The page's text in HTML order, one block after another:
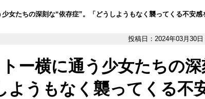
女たちの深刻な“依存症”。「どうしようもなく襲ってくる不安感
投稿日：2024年03月30日
ー横に通う少女たちの深
ようもなく襲ってくる不